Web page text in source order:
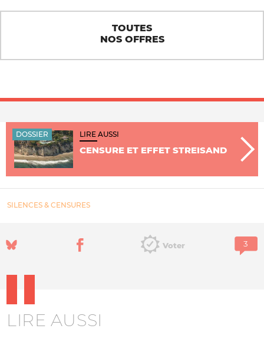
TOUTES
NOS OFFRES
DOSSIER LIRE AUSSI
CENSURE ET EFFET STREISAND
SILENCES & CENSURES
Voter
LIRE AUSSI